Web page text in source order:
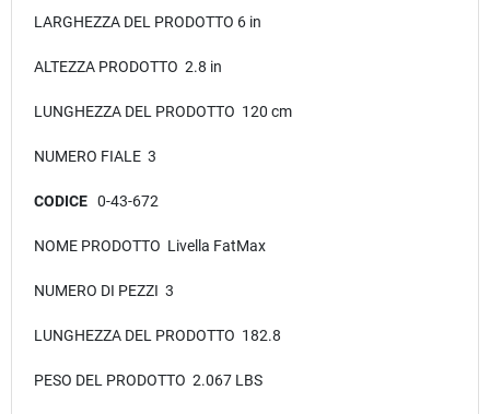
LARGHEZZA DEL PRODOTTO 6 in
ALTEZZA PRODOTTO 2.8 in
LUNGHEZZA DEL PRODOTTO 120 cm
NUMERO FIALE 3
CODICE 0-43-672
NOME PRODOTTO Livella FatMax
NUMERO DI PEZZI 3
LUNGHEZZA DEL PRODOTTO 182.8
PESO DEL PRODOTTO 2.067 LBS